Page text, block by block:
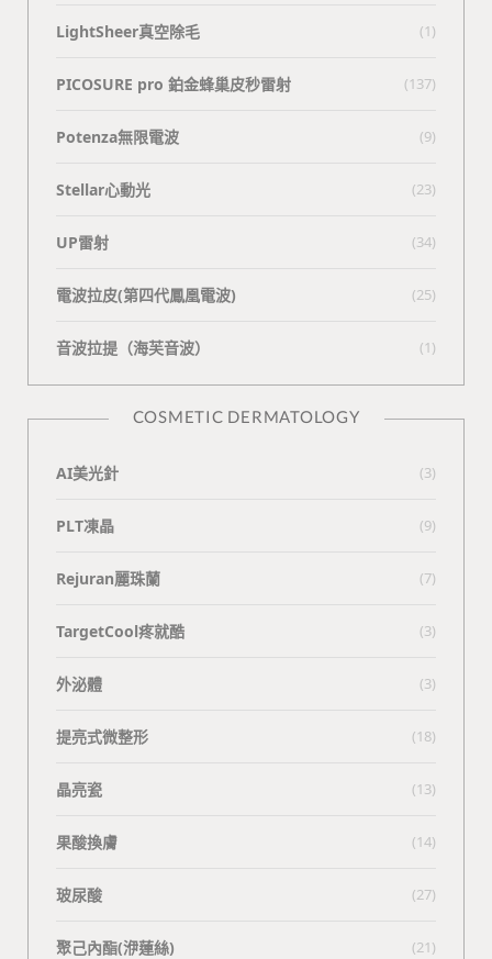
LightSheer真空除毛 (1)
PICOSURE pro 鉑金蜂巢皮秒雷射 (137)
Potenza無限電波 (9)
Stellar心動光 (23)
UP雷射 (34)
電波拉皮(第四代鳳凰電波) (25)
⾳波拉提（海芙⾳波） (1)
COSMETIC DERMATOLOGY
AI美光針 (3)
PLT凍晶 (9)
Rejuran麗珠蘭 (7)
TargetCool疼就酷 (3)
外泌體 (3)
提亮式微整形 (18)
晶亮瓷 (13)
果酸換膚 (14)
玻尿酸 (27)
聚己內酯(洢蓮絲) (21)